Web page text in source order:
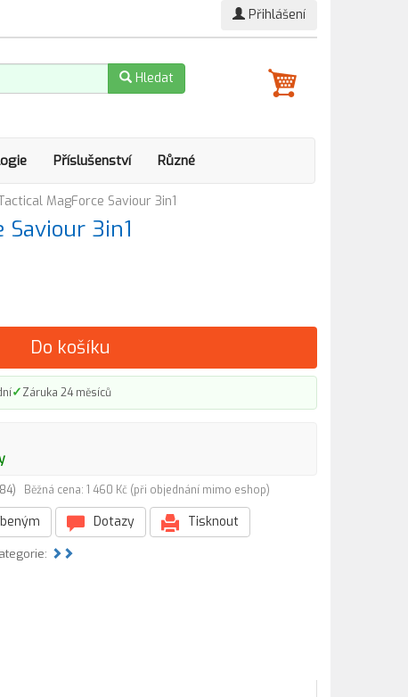
Přihlášení
Hledat
Příslušenství Různé
MagForce Saviour 3in1
Saviour 3in1
Do košíku
✓Záruka 24 měsíců
Běžná cena: 1 460 Kč (při objednání mimo eshop)
Dotazy Tisknout